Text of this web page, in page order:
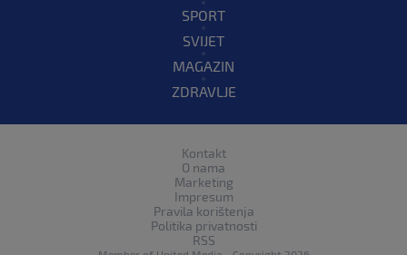
SPORT
SVIJET
MAGAZIN
ZDRAVLJE
Kontakt
O nama
Marketing
Impresum
Pravila korištenja
Politika privatnosti
RSS